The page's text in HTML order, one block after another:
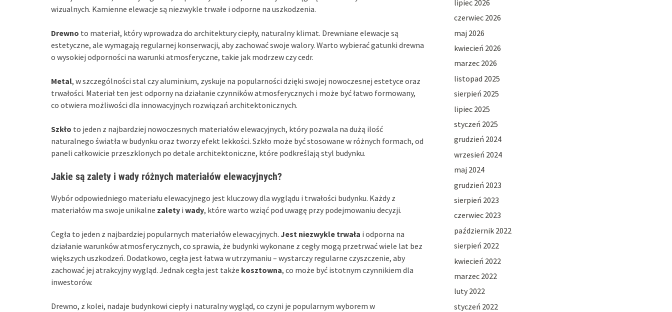
wizualnych. Kamienne elewacje są niezwykle trwałe i odporne na uszkodzenia.
Drewno to materiał, który wprowadza do architektury ciepły, naturalny klimat. Drewniane elewacje są
estetyczne, ale wymagają regularnej konserwacji, aby zachować swoje walory. Warto wybierać gatunki drewna
o wysokiej odporności na warunki atmosferyczne, takie jak modrzew czy cedr.
Metal, w szczególności stal czy aluminium, zyskuje na popularności dzięki swojej nowoczesnej estetyce oraz
trwałości. Materiał ten jest odporny na działanie czynników atmosferycznych i może być łatwo formowany,
co otwiera możliwości dla innowacyjnych rozwiązań architektonicznych.
Szkło to jeden z najbardziej nowoczesnych materiałów elewacyjnych, który pozwala na dużą ilość
naturalnego światła w budynku oraz tworzy efekt lekkości. Szkło może być stosowane w różnych formach, od
paneli całkowicie przeszklonych po detale architektoniczne, które podkreślają styl budynku.
Jakie są zalety i wady różnych materiałów elewacyjnych?
Wybór odpowiedniego materiału elewacyjnego jest kluczowy dla wyglądu i trwałości budynku. Każdy z
materiałów ma swoje unikalne zalety i wady, które warto wziąć pod uwagę przy podejmowaniu decyzji.
Cegła to jeden z najbardziej popularnych materiałów elewacyjnych. Jest niezwykle trwała i odporna na
działanie warunków atmosferycznych, co sprawia, że budynki wykonane z cegły mogą przetrwać wiele lat bez
większych uszkodzeń. Dodatkowo, cegła jest łatwa w utrzymaniu – wystarczy regularne czyszczenie, aby
zachować jej atrakcyjny wygląd. Jednak cegła jest także kosztowna, co może być istotnym czynnikiem dla
inwestorów.
Drewno, z kolei, nadaje budynkowi ciepły i naturalny wygląd, co czyni je popularnym wyborem w
lipiec 2026
czerwiec 2026
maj 2026
kwiecień 2026
marzec 2026
listopad 2025
sierpień 2025
lipiec 2025
styczeń 2025
grudzień 2024
wrzesień 2024
maj 2024
grudzień 2023
sierpień 2023
czerwiec 2023
październik 2022
sierpień 2022
kwiecień 2022
marzec 2022
luty 2022
styczeń 2022